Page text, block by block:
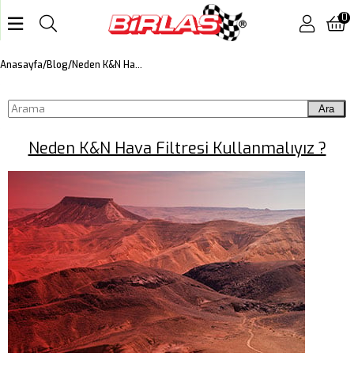
0
Anasayfa Blog Neden K&N Hava Filtresi Kullanmalıyız ?
Ara
Neden K&N Hava Filtresi Kullanmalıyız ?